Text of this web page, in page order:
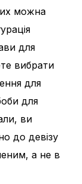
можна
для
вибрати
для
для
ви
до девізу
а не в